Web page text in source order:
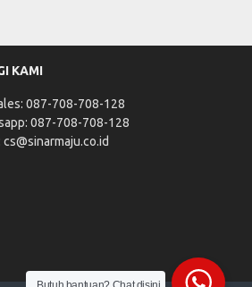
KAMI
087-708-708-128
087-708-708-128
cs@sinarmaju.co.id